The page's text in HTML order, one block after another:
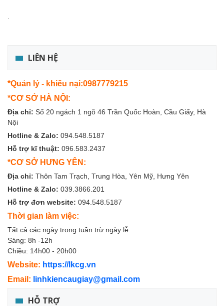
LIÊN HỆ
*Quản lý - khiếu nại:0987779215
*CƠ SỞ HÀ NỘI:
Địa chỉ: Số 20 ngách 1 ngõ 46 Trần Quốc Hoàn, Cầu Giấy, Hà
Nội
Hotline & Zalo: 094.548.5187
Hỗ trợ kĩ thuật: 096.583.2437
*CƠ SỞ HƯNG YÊN:
Địa chỉ: Thôn Tam Trạch, Trung Hòa, Yên Mỹ, Hưng Yên
Hotline & Zalo: 039.3866.201
Hỗ trợ đơn website: 094.548.5187
Thời gian làm việc:
Tất cả các ngày trong tuần trừ ngày lễ
Sáng: 8h -12h
Chiều: 14h00 - 20h00
Website: https://lkcg.vn
Email: linhkiencaugiay@gmail.com
HỖ TRỢ